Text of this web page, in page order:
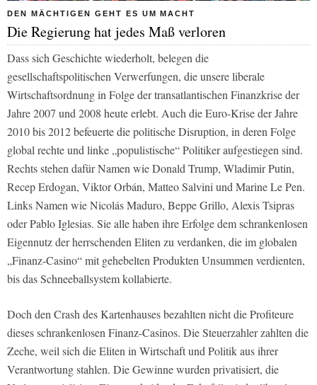
DEN MÄCHTIGEN GEHT ES UM MACHT
Die Regierung hat jedes Maß verloren
Dass sich Geschichte wiederholt, belegen die
gesellschaftspolitischen Verwerfungen, die unsere liberale
Wirtschaftsordnung in Folge der transatlantischen Finanzkrise der
Jahre 2007 und 2008 heute erlebt. Auch die Euro-Krise der Jahre
2010 bis 2012 befeuerte die politische Disruption, in deren Folge
global rechte und linke „populistische“ Politiker aufgestiegen sind.
Rechts stehen dafür Namen wie Donald Trump, Wladimir Putin,
Recep Erdogan, Viktor Orbán, Matteo Salvini und Marine Le Pen.
Links Namen wie Nicolás Maduro, Beppe Grillo, Alexis Tsipras
oder Pablo Iglesias. Sie alle haben ihre Erfolge dem schrankenlosen
Eigennutz der herrschenden Eliten zu verdanken, die im globalen
„Finanz-Casino“ mit gehebelten Produkten Unsummen verdienten,
bis das Schneeballsystem kollabierte.
Doch den Crash des Kartenhauses bezahlten nicht die Profiteure
dieses schrankenlosen Finanz-Casinos. Die Steuerzahler zahlten die
Zeche, weil sich die Eliten in Wirtschaft und Politik aus ihrer
Verantwortung stahlen. Die Gewinne wurden privatisiert, die